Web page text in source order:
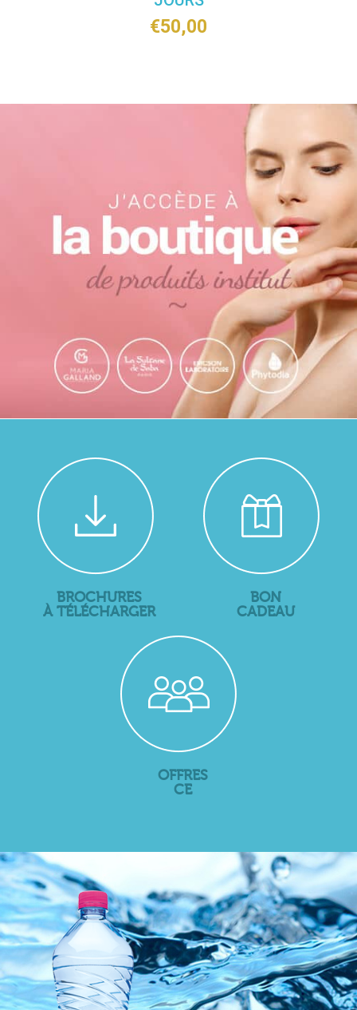
€50,00
BROCHURES
À TÉLÉCHARGER
BON
CADEAU
OFFRES
CE